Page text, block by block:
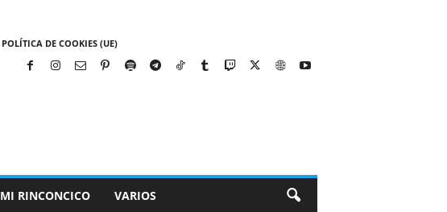
POLÍTICA DE COOKIES (UE)
MI RINCONCICO VARIOS